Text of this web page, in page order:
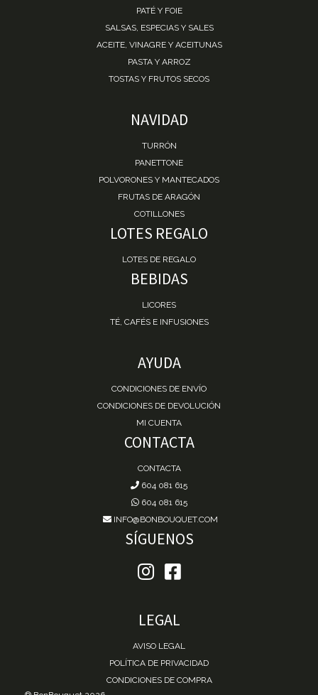
PATÉ Y FOIE
SALSAS, ESPECIAS Y SALES
ACEITE, VINAGRE Y ACEITUNAS
PASTA Y ARROZ
TOSTAS Y FRUTOS SECOS
NAVIDAD
TURRÓN
PANETTONE
POLVORONES Y MANTECADOS
FRUTAS DE ARAGÓN
COTILLONES
LOTES REGALO
LOTES DE REGALO
BEBIDAS
LICORES
TÉ, CAFÉS E INFUSIONES
AYUDA
CONDICIONES DE ENVÍO
CONDICIONES DE DEVOLUCIÓN
MI CUENTA
CONTACTA
CONTACTA
604 081 615
604 081 615
INFO@BONBOUQUET.COM
SÍGUENOS
LEGAL
AVISO LEGAL
POLÍTICA DE PRIVACIDAD
CONDICIONES DE COMPRA